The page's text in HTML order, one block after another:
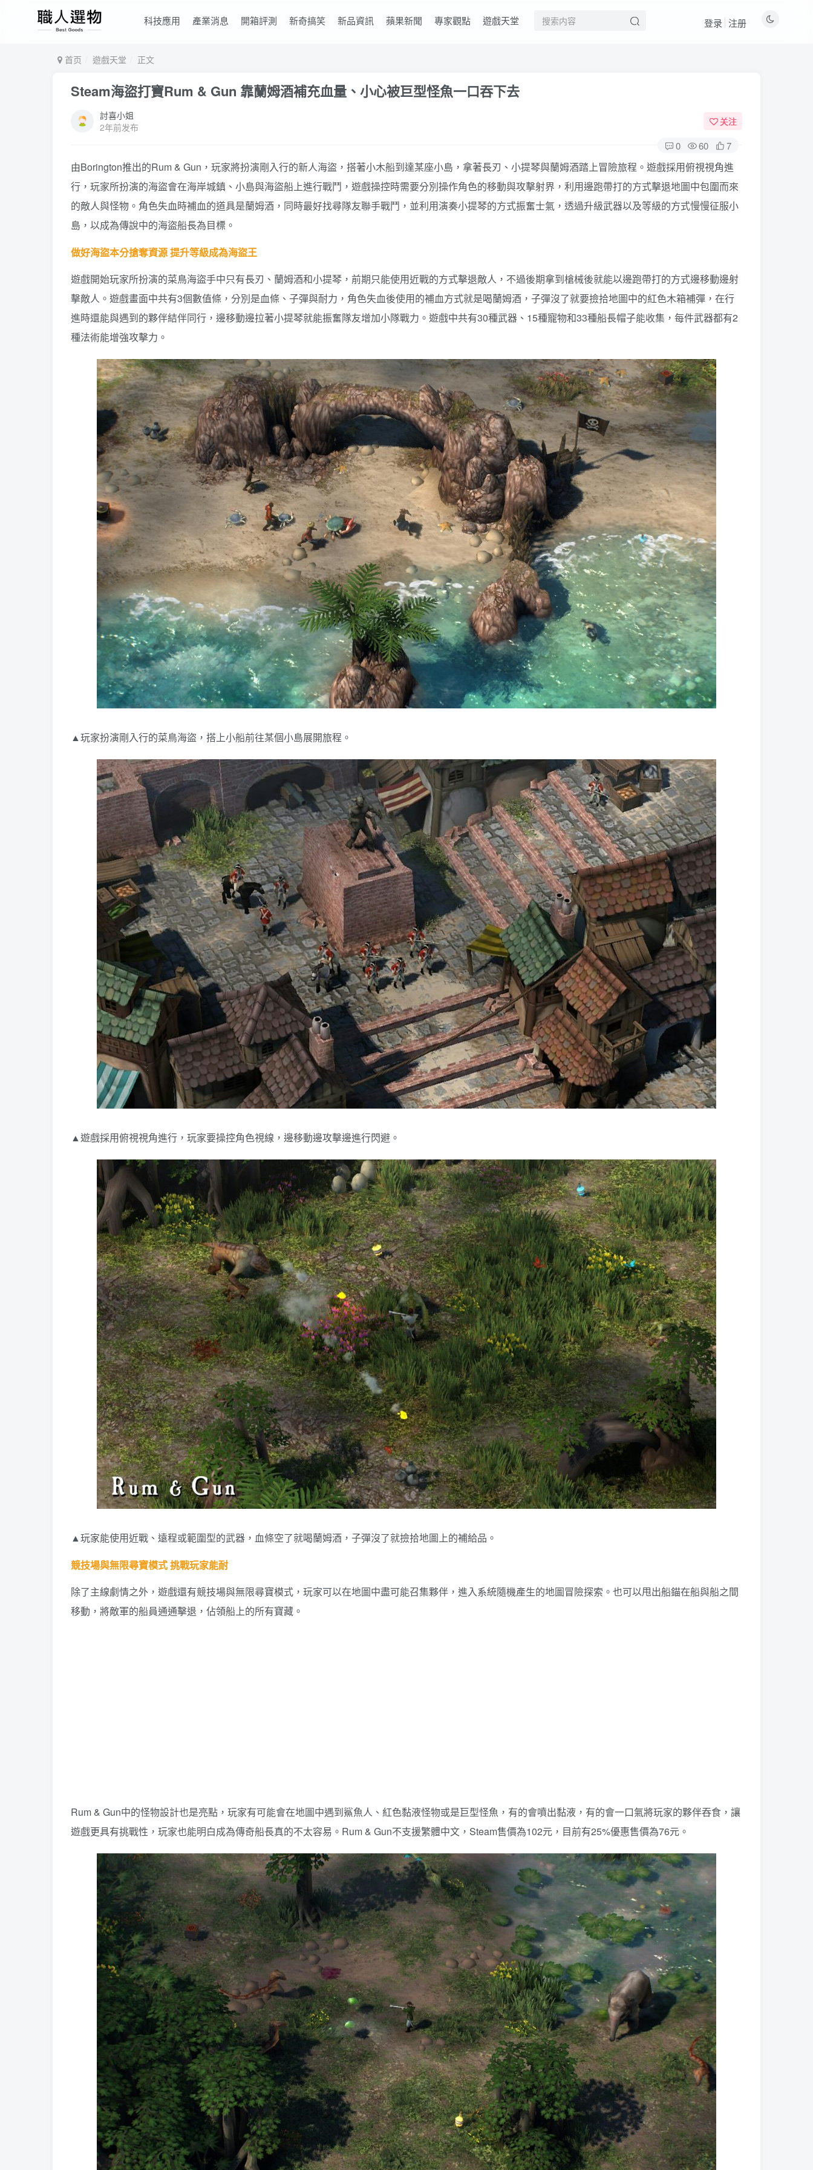
科技應用 產業消息 開箱評測 新奇搞笑 新品資訊 蘋果新聞 專家觀點 遊戲天堂 登录 注册
首页 遊戲天堂 正文
Steam海盜打寶Rum & Gun 靠蘭姆酒補充血量、小心被巨型怪魚一口吞下去
討喜小姐
2年前发布
关注
0 60 7
由Borington推出的Rum & Gun，玩家將扮演剛入行的新人海盜，搭著小木船到達某座小島，拿著長刃、小提琴與蘭姆酒踏上冒險旅程。遊戲採用俯視視角進
行，玩家所扮演的海盜會在海岸城鎮、小島與海盜船上進行戰鬥，遊戲操控時需要分別操作角色的移動與攻擊射界，利用邊跑帶打的方式擊退地圖中包圍而來
的敵人與怪物。角色失血時補血的道具是蘭姆酒，同時最好找尋隊友聯手戰鬥，並利用演奏小提琴的方式振奮士氣，透過升級武器以及等級的方式慢慢征服小
島，以成為傳說中的海盜船長為目標。
做好海盜本分搶奪資源 提升等級成為海盜王
遊戲開始玩家所扮演的菜鳥海盜手中只有長刃、蘭姆酒和小提琴，前期只能使用近戰的方式擊退敵人，不過後期拿到槍械後就能以邊跑帶打的方式邊移動邊射
擊敵人。遊戲畫面中共有3個數值條，分別是血條、子彈與耐力，角色失血後使用的補血方式就是喝蘭姆酒，子彈沒了就要撿拾地圖中的紅色木箱補彈，在行
進時還能與遇到的夥伴結伴同行，邊移動邊拉著小提琴就能振奮隊友增加小隊戰力。遊戲中共有30種武器、15種寵物和33種船長帽子能收集，每件武器都有2
種法術能增強攻擊力。
▲玩家扮演剛入行的菜鳥海盜，搭上小船前往某個小島展開旅程。
▲遊戲採用俯視視角進行，玩家要操控角色視線，邊移動邊攻擊邊進行閃避。
▲玩家能使用近戰、遠程或範圍型的武器，血條空了就喝蘭姆酒，子彈沒了就撿拾地圖上的補給品。
競技場與無限尋寶模式 挑戰玩家能耐
除了主線劇情之外，遊戲還有競技場與無限尋寶模式，玩家可以在地圖中盡可能召集夥伴，進入系統隨機產生的地圖冒險探索。也可以甩出船錨在船與船之間
移動，將敵軍的船員通通擊退，佔領船上的所有寶藏。
Rum & Gun中的怪物設計也是亮點，玩家有可能會在地圖中遇到鯊魚人、紅色黏液怪物或是巨型怪魚，有的會噴出黏液，有的會一口氣將玩家的夥伴吞食，讓
遊戲更具有挑戰性，玩家也能明白成為傳奇船長真的不太容易。Rum & Gun不支援繁體中文，Steam售價為102元，目前有25%優惠售價為76元。